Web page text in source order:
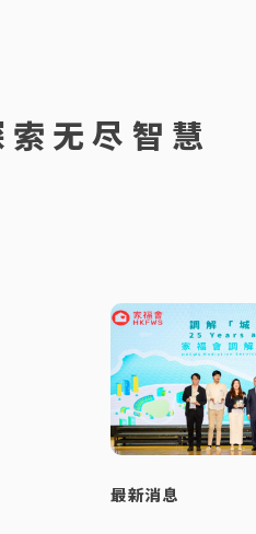
无尽智慧
最新消息